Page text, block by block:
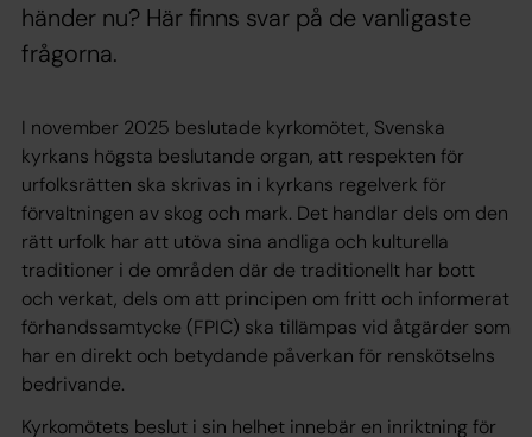
händer nu? Här finns svar på de vanligaste
frågorna.
I november 2025 beslutade kyrkomötet, Svenska
kyrkans högsta beslutande organ, att respekten för
urfolksrätten ska skrivas in i kyrkans regelverk för
förvaltningen av skog och mark. Det handlar dels om den
rätt urfolk har att utöva sina andliga och kulturella
traditioner i de områden där de traditionellt har bott
och verkat, dels om att principen om fritt och informerat
förhandssamtycke (FPIC) ska tillämpas vid åtgärder som
har en direkt och betydande påverkan för renskötselns
bedrivande.
Kyrkomötets beslut i sin helhet innebär en inriktning för